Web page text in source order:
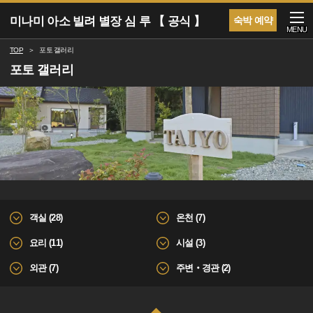
숙박 예약
미나미 아소 빌려 별장 심 루 【 공식 】
MENU
TOP 포토 갤러리
포토 갤러리
객실 (28) 온천 (7)
요리 (11) 시설 (3)
외관 (7) 주변‧경관 (2)